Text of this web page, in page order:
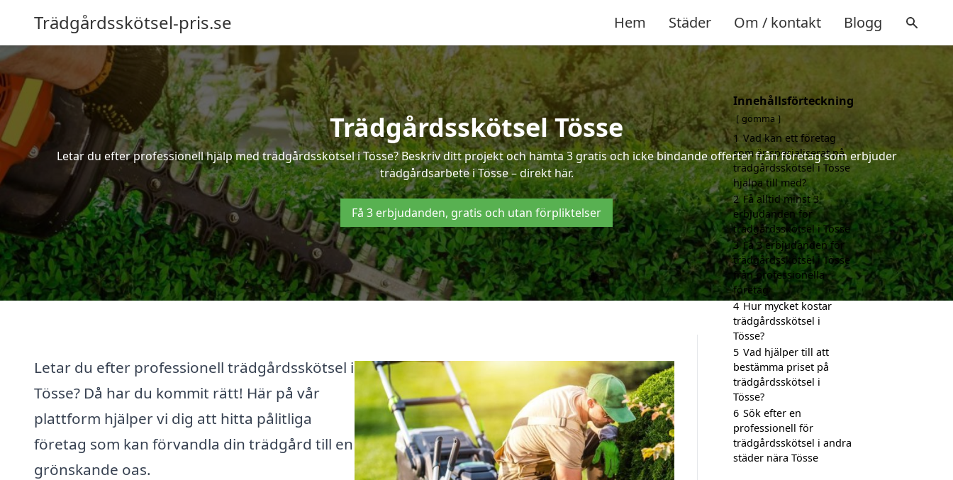
Trädgårdsskötsel-pris.se Hem Städer Om / kontakt Blogg
Trädgårdsskötsel Tösse
Letar du efter professionell hjälp med trädgårdsskötsel i Tösse? Beskriv ditt projekt och hämta 3 gratis och icke bindande offerter från företag som erbjuder
trädgårdsarbete i Tösse – direkt här.
Få 3 erbjudanden, gratis och utan förpliktelser
Letar du efter professionell trädgårdsskötsel i
Tösse? Då har du kommit rätt! Här på vår
plattform hjälper vi dig att hitta pålitliga
företag som kan förvandla din trädgård till en
grönskande oas.
Innehållsförteckning
gömma
1 Vad kan ett företag
som är specialiserat på
trädgårdsskötsel i Tösse
hjälpa till med?
2 Få alltid minst 3
erbjudanden för
trädgårdsskötsel i Tösse
3 Få 3 erbjudanden för
trädgårdsskötsel i Tösse
från professionella
företag
4 Hur mycket kostar
trädgårdsskötsel i
Tösse?
5 Vad hjälper till att
bestämma priset på
trädgårdsskötsel i
Tösse?
6 Sök efter en
professionell för
trädgårdsskötsel i andra
städer nära Tösse